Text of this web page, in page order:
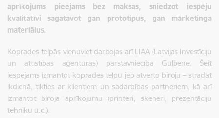
aprīkojums pieejams bez maksas, sniedzot iespēju
kvalitatīvi sagatavot gan prototipus, gan mārketinga
materiālus.
Koprades telpās vienuviet darbojas arī LIAA (Latvijas Investīciju
un attīstības aģentūras) pārstāvniecība Gulbenē. Šeit
iespējams izmantot koprades telpu jeb atvērto biroju – strādāt
ikdienā, tikties ar klientiem un sadarbības partneriem, kā arī
izmantot biroja aprīkojumu (printeri, skeneri, prezentāciju
tehniku u.c.).